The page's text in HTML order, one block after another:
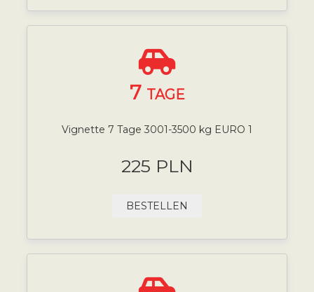
7 TAGE
Vignette 7 Tage 3001-3500 kg EURO 1
225 PLN
BESTELLEN